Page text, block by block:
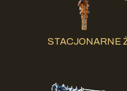
STACJONARNE